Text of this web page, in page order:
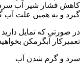
کاهش فشار شیر آب
گیرد و به همین علت آب
در صورتی که تمایل
تعمیرکار آبگرمکن
سرد و گرم شدن آب